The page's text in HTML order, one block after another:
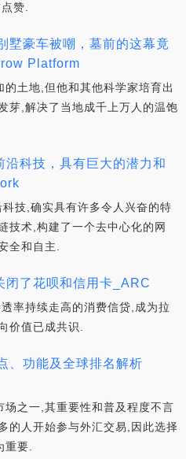
赞.
墅豪车被嘲，墓前的这幕竟
Platform
土地,但他和其他科学家培育出
芽,解决了当地成千上万人的温饱
科技，具有巨大的潜力和
技,确实具有许多令人兴奋的特
技术,构建了一个去中心化的网
全和自主.
闭了花呗和信用卡_ARC
率持续走高的消费信贷,成为拉
价值已成共识.
、功能及全球排名解析
之一,其重要性和普及程度不言
的人开始参与外汇交易,因此选择
要.